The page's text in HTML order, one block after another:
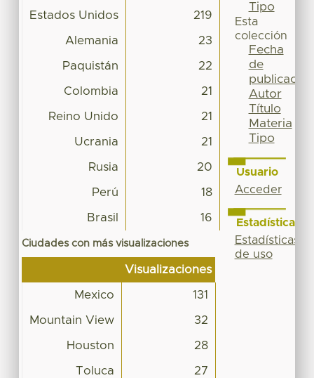
Estados Unidos 219
Alemania 23
Paquistán 22
Colombia 21
Reino Unido 21
Ucrania 21
Rusia 20
Perú 18
Brasil 16
Ciudades con más visualizaciones
Visualizaciones
Mexico 131
Mountain View 32
Houston 28
Toluca 27
Tipo
Esta
colección
Fecha
de
publicación
Autor
Título
Materia
Tipo
Usuario
Acceder
Estadísticas
Estadísticas
de uso